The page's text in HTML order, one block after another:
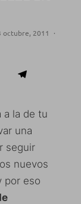
octubre, 2011
·
a la de tu
una
seguir
nuevos
por eso